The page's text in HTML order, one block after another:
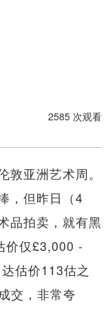
2585 次观看
亚洲艺术周。
，但昨日（4
品拍卖，就有黑
价仅£3,000 -
估价113估之
交，非常夸